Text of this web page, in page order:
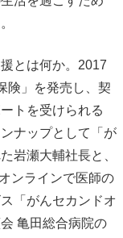
とは何か。2017
険」を発売し、契
トを受けられる
ナップとして「が
岩瀬大輔社長と、
ンラインで医師の
「がんセカンドオ
亀田総合病院の